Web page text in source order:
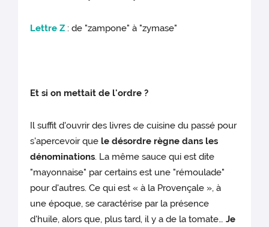
Lettre Z : de "zampone" à "zymase"
Et si on mettait de l'ordre ?
Il suffit d'ouvrir des livres de cuisine du passé pour
s'apercevoir que le désordre règne dans les
dénominations. La même sauce qui est dite
"mayonnaise" par certains est une "rémoulade"
pour d'autres. Ce qui est « à la Provençale », à
une époque, se caractérise par la présence
d'huile, alors que, plus tard, il y a de la tomate…Je